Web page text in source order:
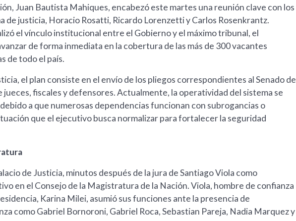
Juan Bautista Mahiques, encabezó este martes una reunión clave con los
de justicia, Horacio Rosatti, Ricardo Lorenzetti y Carlos Rosenkrantz.
el vínculo institucional entre el Gobierno y el máximo tribunal, el
de forma inmediata en la cobertura de las más de 300 vacantes
de todo el país.
el plan consiste en el envío de los pliegos correspondientes al Senado de
jueces, fiscales y defensores. Actualmente, la operatividad del sistema se
a que numerosas dependencias funcionan con subrogancias o
que el ejecutivo busca normalizar para fortalecer la seguridad
de Justicia, minutos después de la jura de Santiago Viola como
en el Consejo de la Magistratura de la Nación. Viola, hombre de confianza
Karina Milei, asumió sus funciones ante la presencia de
como Gabriel Bornoroni, Gabriel Roca, Sebastian Pareja, Nadia Marquez y